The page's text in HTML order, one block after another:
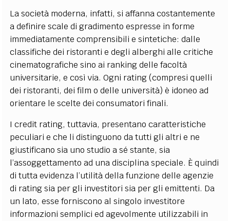
La società moderna, infatti, si affanna costantemente
a definire scale di gradimento espresse in forme
immediatamente comprensibili e sintetiche: dalle
classifiche dei ristoranti e degli alberghi alle critiche
cinematografiche sino ai ranking delle facoltà
universitarie, e così via. Ogni rating (compresi quelli
dei ristoranti, dei film o delle università) è idoneo ad
orientare le scelte dei consumatori finali.
I credit rating, tuttavia, presentano caratteristiche
peculiari e che li distinguono da tutti gli altri e ne
giustificano sia uno studio a sé stante, sia
l’assoggettamento ad una disciplina speciale. È quindi
di tutta evidenza l’utilità della funzione delle agenzie
di rating sia per gli investitori sia per gli emittenti. Da
un lato, esse forniscono al singolo investitore
informazioni semplici ed agevolmente utilizzabili in